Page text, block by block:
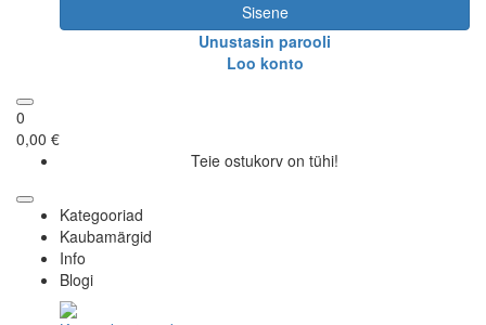
Sisene
Unustasin parooli
Loo konto
0
0,00 €
Teie ostukorv on tühi!
Kategooriad
Kaubamärgid
Info
Blogi